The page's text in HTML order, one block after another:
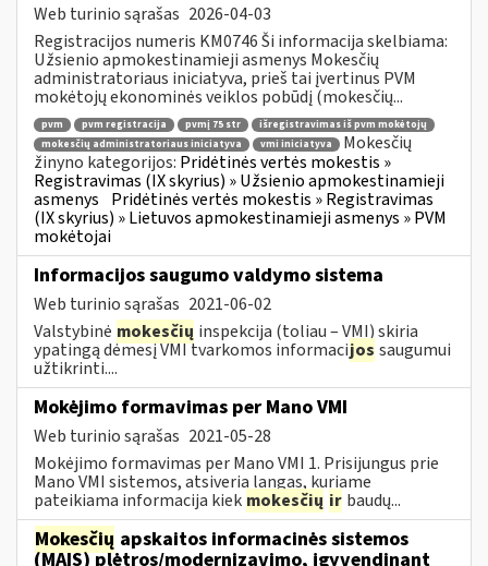
Web turinio sąrašas 2026-04-03
Registracijos numeris KM0746 Ši informacija skelbiama:
Užsienio apmokestinamieji asmenys Mokesčių
administratoriaus iniciatyva, prieš tai įvertinus PVM
mokėtojų ekonominės veiklos pobūdį (mokesčių...
pvm pvm registracija pvmį 75 str
išregistravimas iš pvm mokėtojų
mokesčių administratoriaus iniciatyva
vmi iniciatyva
Mokesčių
žinyno kategorijos: Pridėtinės vertės mokestis »
Registravimas (IX skyrius) » Užsienio apmokestinamieji
asmenys Pridėtinės vertės mokestis » Registravimas
(IX skyrius) » Lietuvos apmokestinamieji asmenys » PVM
mokėtojai
Informacijos saugumo valdymo sistema
Web turinio sąrašas 2021-06-02
Valstybinė mokesčių inspekcija (toliau – VMI) skiria
ypatingą dėmesį VMI tvarkomos informacijos saugumui
užtikrinti....
Mokėjimo formavimas per Mano VMI
Web turinio sąrašas 2021-05-28
Mokėjimo formavimas per Mano VMI 1. Prisijungus prie
Mano VMI sistemos, atsiveria langas, kuriame
pateikiama informacija kiek mokesčių ir baudų...
Mokesčių apskaitos informacinės sistemos
(MAIS) plėtros/modernizavimo, įgyvendinant